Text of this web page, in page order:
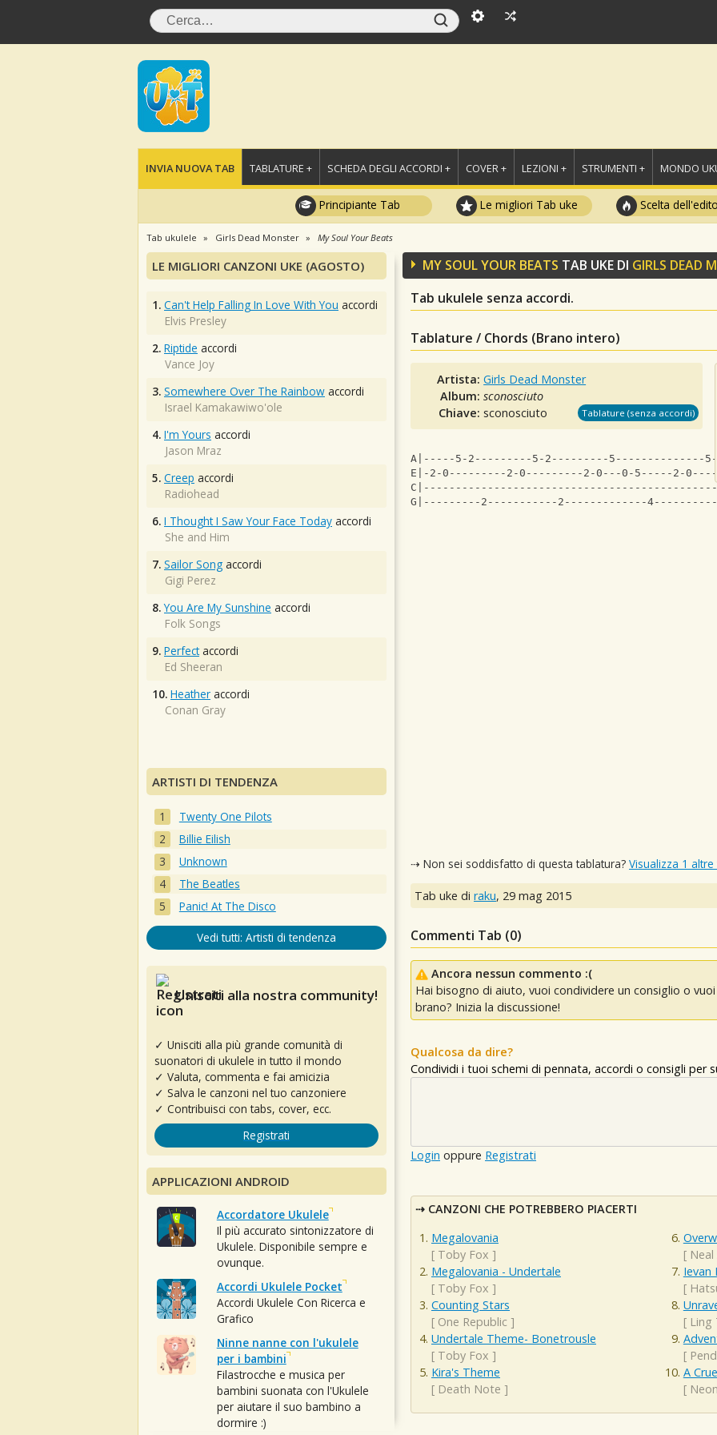
INVIA NUOVA TAB TABLATURE + SCHEDA DEGLI ACCORDI + COVER + LEZIONI + STRUMENTI + MONDO
Principiante Tab Le migliori Tab uke Scelta
Tab ukulele Girls Dead Monster My Soul Your Beats
MY SOUL YOUR BEATS TAB UKE DI GIRLS DEAD
Tab ukulele senza accordi.
Tablature / Chords (Brano intero)
Artista:Girls Dead Monster
Album:sconosciuto
Chiave:sconosciuto Tablature (senza accordi)
A|-----5-2---------5-2---------5--------------
E|-2-0---------2-0---------2-0---0-5-----2-
G|---------2-----------2-------------
⇢ Non sei soddisfatto di questa tablatura? Visualizza 1
Tab uke di raku, 29 mag 2015
Commenti Tab (0)
Ancora nessun commento :(
Hai bisogno di aiuto, vuoi condividere un consiglio o
brano? Inizia la discussione!
Qualcosa da dire?
Condividi i tuoi schemi di pennata, accordi o consigli per
Login oppure Registrati
CANZONI CHE POTREBBERO PIACERTI
Megalovania
[ Toby Fox ]
Megalovania - Undertale
[ Toby Fox ]
Counting Stars
[ One Republic ]
Undertale Theme- Bonetrousle
[ Toby Fox ]
Kira's Theme
[ Death Note ]
[ Neal
Ievan
[
[ Ling
[
A
[
LE MIGLIORI CANZONI UKE (AGOSTO)
1. Can't Help Falling In Love With You accordi
Elvis Presley
2. Riptide accordi
Vance Joy
3. Somewhere Over The Rainbow accordi
Israel Kamakawiwo'ole
4. I'm Yours accordi
Jason Mraz
5. Creep accordi
Radiohead
6. I Thought I Saw Your Face Today accordi
She and Him
7. Sailor Song accordi
Gigi Perez
8. You Are My Sunshine accordi
Folk Songs
9. Perfectaccordi
Ed Sheeran
10. Heather accordi
Conan Gray
ARTISTI DI TENDENZA
Twenty One Pilots
Billie Eilish
Unknown
The Beatles
Panic! At The Disco
Vedi tutti: Artisti di tendenza
Unisciti alla nostra community!
✓ Unisciti alla più grande comunità di
suonatori di ukulele in tutto il mondo
✓ Valuta, commenta e fai amicizia
✓ Salva le canzoni nel tuo canzoniere
✓ Contribuisci con tabs, cover, ecc.
Registrati
APPLICAZIONI ANDROID
Accordatore Ukulele
Il più accurato sintonizzatore di
Ukulele. Disponibile sempre e
ovunque.
Accordi Ukulele Pocket
Accordi Ukulele Con Ricerca e
Grafico
Ninne nanne con l'ukulele
per i bambini
Filastrocche e musica per
bambini suonata con l'Ukulele
per aiutare il suo bambino a
dormire :)